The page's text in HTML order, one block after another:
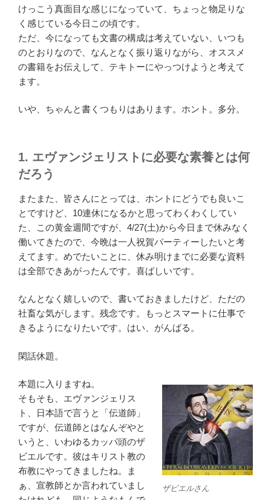
けっこう真面目な感じになっていて、ちょっと物足りな
く感じている今日この頃です。
ただ、今になっても文書の構成は考えていない、いつも
のとおりなので、なんとなく振り返りながら、オススメ
の書籍をお伝えして、テキトーにやっつけようと考えて
ます。
いや、ちゃんと書くつもりはあります。ホント。多分。
1. エヴァンジェリストに必要な素養とは何
だろう
またまた、皆さんにとっては、ホントにどうでも良いこ
とですけど、10連休になるかと思ってわくわくしてい
た、この黄金週間ですが、4/27(土)から今日まで休みなく
働いてきたので、今晩は一人祝賀パーティーしたいと考
えてます。めでたいことに、休み明けまでに必要な資料
は全部できあがったんです。喜ばしいです。
なんとなく嬉しいので、書いておきましたけど、ただの
社畜な気がします。残念です。もっとスマートに仕事で
きるようになりたいです。はい、がんばる。
閑話休題。
ザビエルさん
本題に入りますね。
そもそも、エヴァンジェリス
ト、日本語で言うと「伝道師」
ですが、伝道師とはなんぞやと
いうと、いわゆるカッパ頭のザ
ビエルです。彼はキリスト教の
布教にやってきましたね。ま
ぁ、宣教師とか言われていまし